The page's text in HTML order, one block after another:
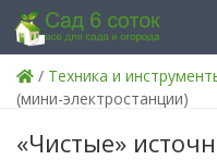
Skip to content
/ Техника и
(мини-электростанции)
«Чистые»